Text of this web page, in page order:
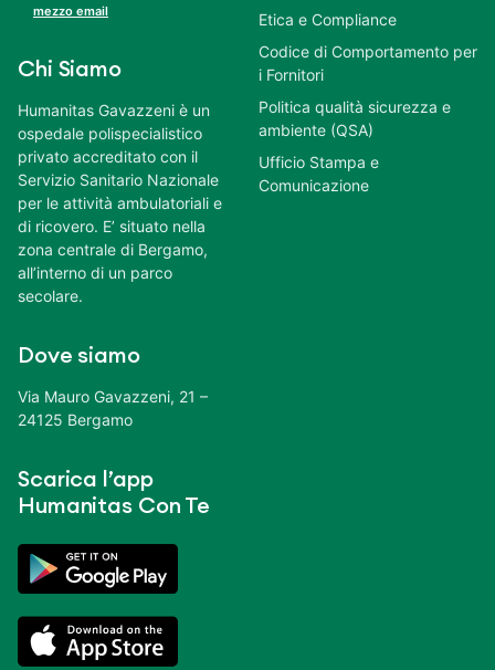
mezzo email
Chi Siamo
Humanitas Gavazzeni è un
ospedale polispecialistico
privato accreditato con il
Servizio Sanitario Nazionale
per le attività ambulatoriali e
di ricovero. E’ situato nella
zona centrale di Bergamo,
all’interno di un parco
secolare.
Dove siamo
Via Mauro Gavazzeni, 21 –
24125 Bergamo
Scarica l’app
Humanitas Con Te
Etica e Compliance
Codice di Comportamento per
i Fornitori
Politica qualità sicurezza e
ambiente (QSA)
Ufficio Stampa e
Comunicazione